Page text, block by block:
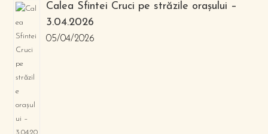
Calea Sfintei Cruci pe străzile orașului –
3.04.2026
05/04/2026